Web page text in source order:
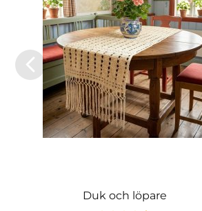
Duk och löpare